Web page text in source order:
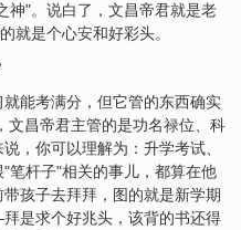
神"。说白了，文昌帝君就是老
就是个心安和好彩头。
能考满分，但它管的东西确实
文昌帝君主管的是功名禄位、科
，你可以理解为：升学考试、
笔杆子"相关的事儿，都算在他
孩子去拜拜，图的就是新学期
是求个好兆头，该背的书还得